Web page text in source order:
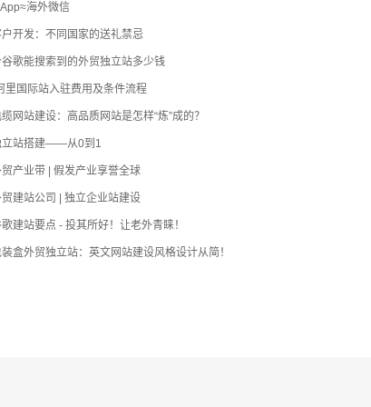
海外微信
开发：不同国家的送礼禁忌
谷歌能搜索到的外贸独立站多少钱
里国际站入驻费用及条件流程
网站建设：高品质网站是怎样“炼”成的？
立站搭建——从0到1
产业带 | 假发产业享誉全球
建站公司 | 独立企业站建设
建站要点 - 投其所好！让老外青睐！
盒外贸独立站：英文网站建设风格设计从简！